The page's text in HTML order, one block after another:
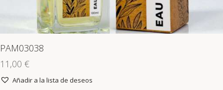
PAM03038
11,00 €
Añadir a la lista de deseos